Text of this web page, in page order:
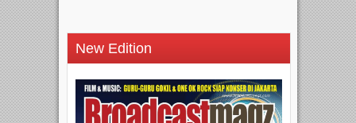
New Edition